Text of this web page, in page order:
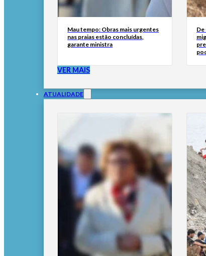
Mau tempo: Obras mais urgentes
nas praias estão concluídas,
garante ministra
De
VER MAIS
ATUALIDADE